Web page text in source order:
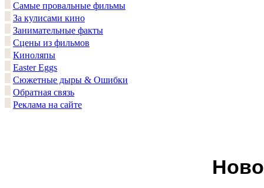
Самые провальные фильмы
За кулисами кино
Занимательные факты
Сцены из фильмов
Киноляпы
Easter Eggs
Сюжетные дыры & Ошибки
Обратная связь
Реклама на сайте